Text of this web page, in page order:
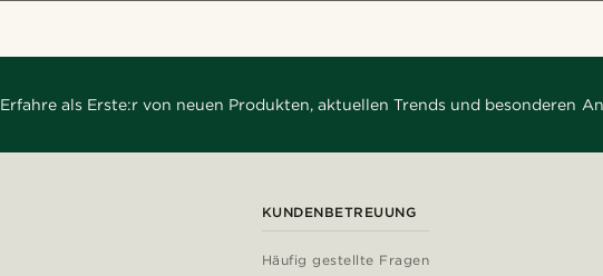
Erfahre als Erste:r von neuen Produkten, aktuellen Trends und besonderen
KUNDENBETREUUNG
Häufig gestellte Fragen